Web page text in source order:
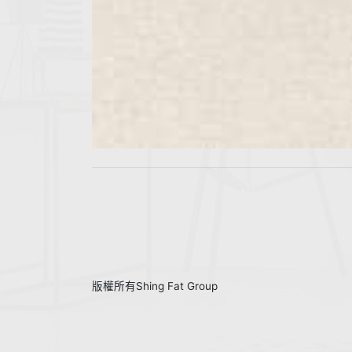
版權所有Shing Fat Group